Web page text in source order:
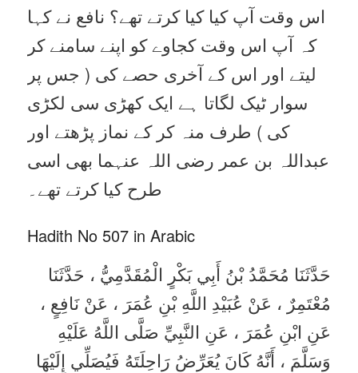
اس وقت آپ کیا کیا کرتے تھے؟ نافع نے کہا
کہ آپ اس وقت کجاوے کو اپنے سامنے کر
لیتے اور اس کے آخری حصے کی ( جس پر
سوار ٹیک لگاتا ہے ایک کھڑی سی لکڑی
کی ) طرف منہ کر کے نماز پڑھتے اور
عبداللہ بن عمر رضی اللہ عنہما بھی اسی
طرح کیا کرتے تھے۔
Hadith No 507 in Arabic
حَدَّثَنَا مُحَمَّدُ بْنُ أَبِي بَكْرٍ الْمُقَدَّمِيُّ ، حَدَّثَنَا
مُعْتَمِرٌ ، عَنْ عُبَيْدِ اللَّهِ بْنِ عُمَرَ ، عَنْ نَافِعٍ ،
عَنِ ابْنِ عُمَرَ ، عَنِ النَّبِيِّ صَلَّى اللَّهُ عَلَيْهِ
وَسَلَّمَ ، أَنَّهُ كَانَ يُعَرِّضُ رَاحِلَتَهُ فَيُصَلِّي إِلَيْهَا